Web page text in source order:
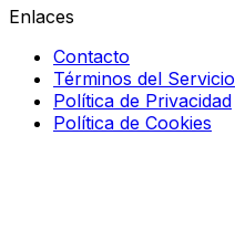
Enlaces
Contacto
Términos del Servicio
Política de Privacidad
Política de Cookies